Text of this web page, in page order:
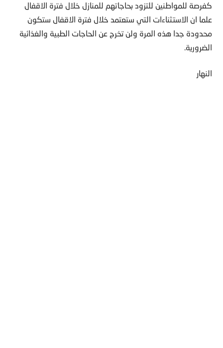
كفرصة للمواطنين للتزود بحاجاتهم للمنازل خلال فترة الاقفال
علما ان الاستثناءات التي ستعتمد خلال فترة الاقفال ستكون
محدودة جدا هذه المرة ولن تخرج عن الحاجات الطبية والغذائية
الضرورية.
النهار